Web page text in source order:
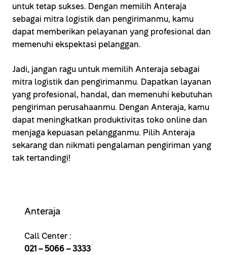
untuk tetap sukses. Dengan memilih Anteraja
sebagai mitra logistik dan pengirimanmu, kamu
dapat memberikan pelayanan yang profesional dan
memenuhi ekspektasi pelanggan.
Jadi, jangan ragu untuk memilih Anteraja sebagai
mitra logistik dan pengirimanmu. Dapatkan layanan
yang profesional, handal, dan memenuhi kebutuhan
pengiriman perusahaanmu. Dengan Anteraja, kamu
dapat meningkatkan produktivitas toko online dan
menjaga kepuasan pelangganmu. Pilih Anteraja
sekarang dan nikmati pengalaman pengiriman yang
tak tertandingi!
Anteraja
Call Center :
021 – 5066 – 3333